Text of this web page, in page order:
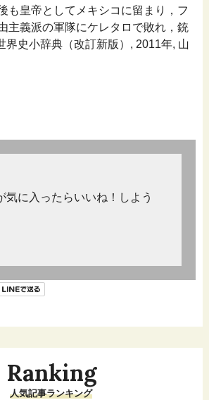
も皇帝としてメキシコに留まり，フ
主義派の軍隊にケレタロで敗れ，銃
界史小辞典（改訂新版）, 2011年, 山
気に入ったらいいね！しよう
Ranking
人気記事ランキング